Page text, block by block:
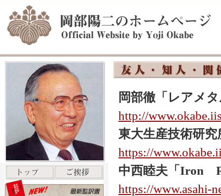
岡部徹「レアメ
http://
東大生産技術研
https://
中西睦夫「Iron
https://www.asahi-